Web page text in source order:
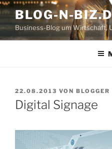
Zum
Inhalt
springen
BLOG-N-
Business-Blog um Wirtschaft,
VERÖFFENTLICHT
AM
22.08.2013 VON
Digital Signage